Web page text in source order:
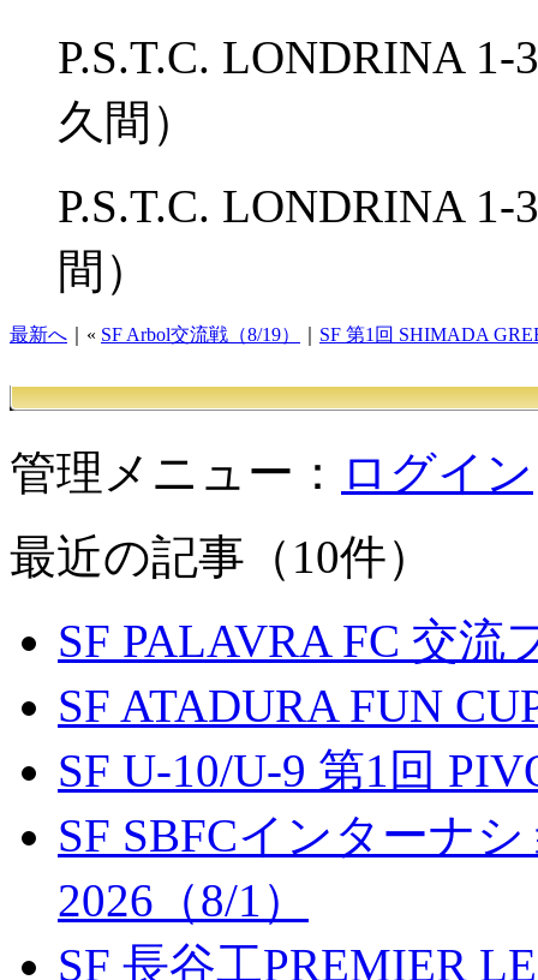
P.S.T.C. LONDRINA
久間）
P.S.T.C. LONDRINA
間）
最新へ ｜« SF Arbol交流戦（8/19） SF 第1回 SHIMADA
管理メニュー： ログイン
最近の記事（10件）
SF PALAVRA FC 交
SF ATADURA FUN
SF U-10/U-9 第1回
SF SBFCインターナ
2026（8/1）
SF 長谷工PREMIER